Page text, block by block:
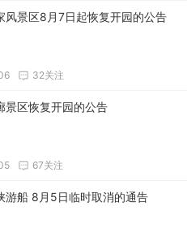
风景区8月7日起恢复开园的公告
32关注
景区恢复开园的公告
67关注
游船 8月5日临时取消的通告